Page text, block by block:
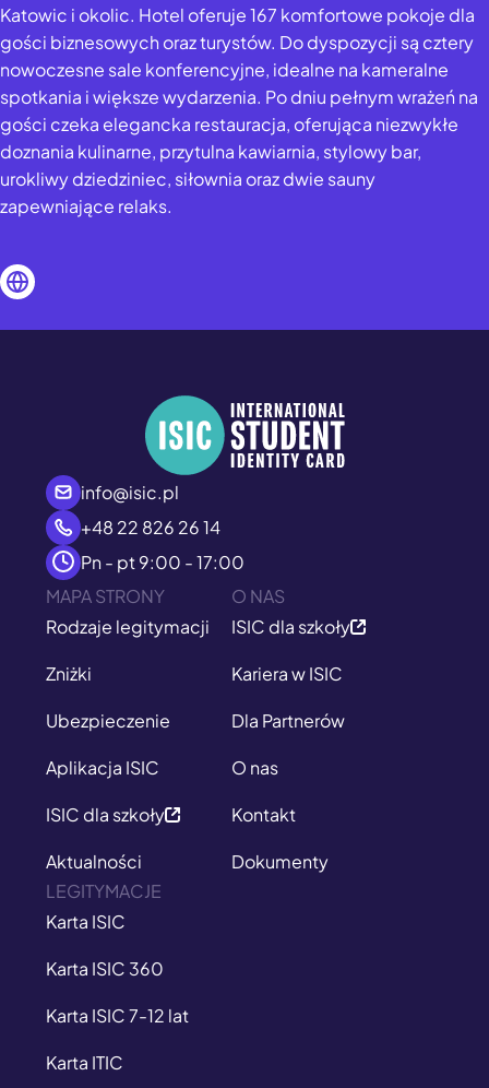
Katowic i okolic. Hotel oferuje 167 komfortowe pokoje dla
gości biznesowych oraz turystów. Do dyspozycji są cztery
nowoczesne sale konferencyjne, idealne na kameralne
spotkania i większe wydarzenia. Po dniu pełnym wrażeń na
gości czeka elegancka restauracja, oferująca niezwykłe
doznania kulinarne, przytulna kawiarnia, stylowy bar,
urokliwy dziedziniec, siłownia oraz dwie sauny
zapewniające relaks.
info@isic.pl
+48 22 826 26 14
Pn - pt 9:00 - 17:00
MAPA STRONY
Rodzaje legitymacji
Zniżki
Ubezpieczenie
Aplikacja ISIC
ISIC dla szkoły
Aktualności
O NAS
ISIC dla szkoły
Kariera w ISIC
Dla Partnerów
O nas
Kontakt
Dokumenty
LEGITYMACJE
Karta ISIC
Karta ISIC 360
Karta ISIC 7-12 lat
Karta ITIC